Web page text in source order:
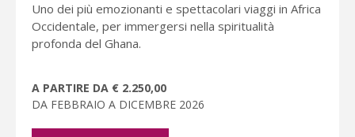
Uno dei più emozionanti e spettacolari viaggi in Africa
Occidentale, per immergersi nella spiritualità
profonda del Ghana.
A PARTIRE DA € 2.250,00
DA FEBBRAIO A DICEMBRE 2026